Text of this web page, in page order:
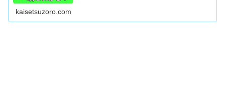
kaisetsuzoro.com